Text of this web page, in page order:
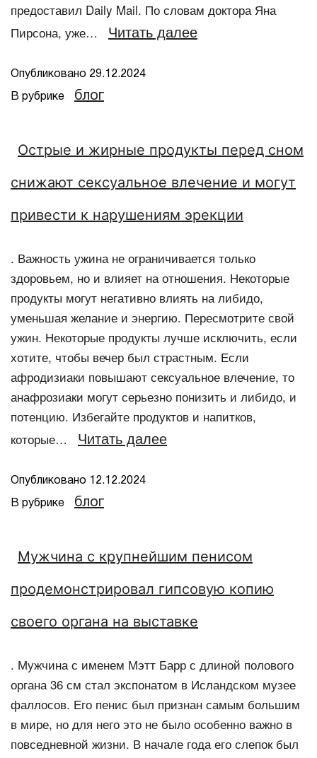
предоставил Daily Mail. По словам доктора Яна
Пирсона, уже…
Читать далее
Опубликовано 29.12.2024
В рубрике блог
Острые и жирные продукты перед сном
снижают сексуальное влечение и могут
привести к нарушениям эрекции
. Важность ужина не ограничивается только
здоровьем, но и влияет на отношения. Некоторые
продукты могут негативно влиять на либидо,
уменьшая желание и энергию. Пересмотрите свой
ужин. Некоторые продукты лучше исключить, если
хотите, чтобы вечер был страстным. Если
афродизиаки повышают сексуальное влечение, то
анафрозиаки могут серьезно понизить и либидо, и
потенцию. Избегайте продуктов и напитков,
которые…
Читать далее
Опубликовано 12.12.2024
В рубрике блог
Мужчина с крупнейшим пенисом
продемонстрировал гипсовую копию
своего органа на выставке
. Мужчина с именем Мэтт Барр с длиной полового
органа 36 см стал экспонатом в Исландском музее
фаллосов. Его пенис был признан самым большим
в мире, но для него это не было особенно важно в
повседневной жизни. В начале года его слепок был